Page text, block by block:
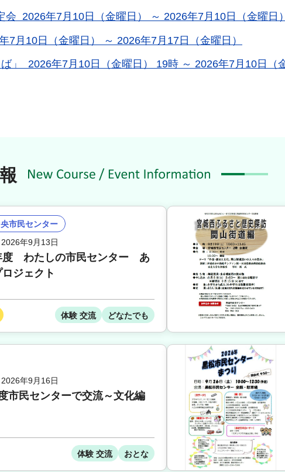
2026年7月10日（金曜日） ～ 2026年7月10日（金曜日）
月10日（金曜日） ～ 2026年7月17日（金曜日）
」 2026年7月10日（金曜日） 19時 ～ 2026年7月10日（
市民センター
年9月13日
度 わたしの市民センター あ
ジェクト
体験 交流 どなたでも
年9月16日
市民センターで交流～文化編
体験 交流 おとな